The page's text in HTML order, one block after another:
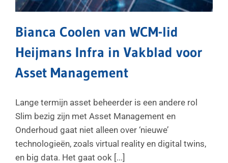
Bianca Coolen van WCM-lid
Heijmans Infra in Vakblad voor
Asset Management
Lange termijn asset beheerder is een andere rol
Slim bezig zijn met Asset Management en
Onderhoud gaat niet alleen over ‘nieuwe’
technologieën, zoals virtual reality en digital twins,
en big data. Het gaat ook [...]